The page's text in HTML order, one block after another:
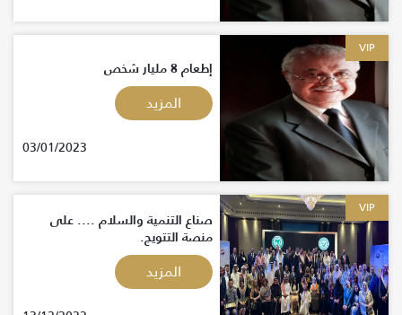
VIP
إطعام 8 مليار شخص
المزيد
03/01/2023
VIP
صناع التنمية والسلام .... على
منصة التتويج.
المزيد